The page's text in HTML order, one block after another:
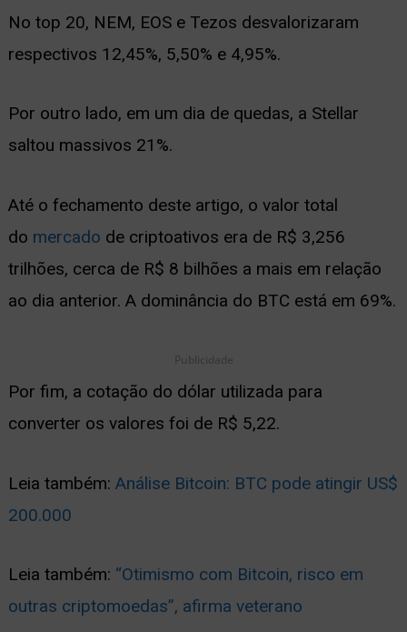
No top 20, NEM, EOS e Tezos desvalorizaram
respectivos 12,45%, 5,50% e 4,95%.
Por outro lado, em um dia de quedas, a Stellar
saltou massivos 21%.
Até o fechamento deste artigo, o valor total
do mercado de criptoativos era de R$ 3,256
trilhões, cerca de R$ 8 bilhões a mais em relação
ao dia anterior. A dominância do BTC está em 69%.
Publicidade
Por fim, a cotação do dólar utilizada para
converter os valores foi de R$ 5,22.
Leia também: Análise Bitcoin: BTC pode atingir US$
200.000
Leia também: “Otimismo com Bitcoin, risco em
outras criptomoedas”, afirma veterano